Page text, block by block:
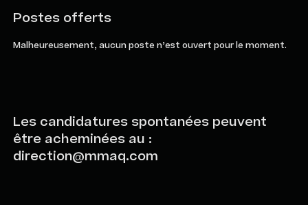
Postes offerts
Malheureusement, aucun poste n’est ouvert pour le moment.
Les candidatures spontanées peuvent
être acheminées au :
direction@mmaq.com